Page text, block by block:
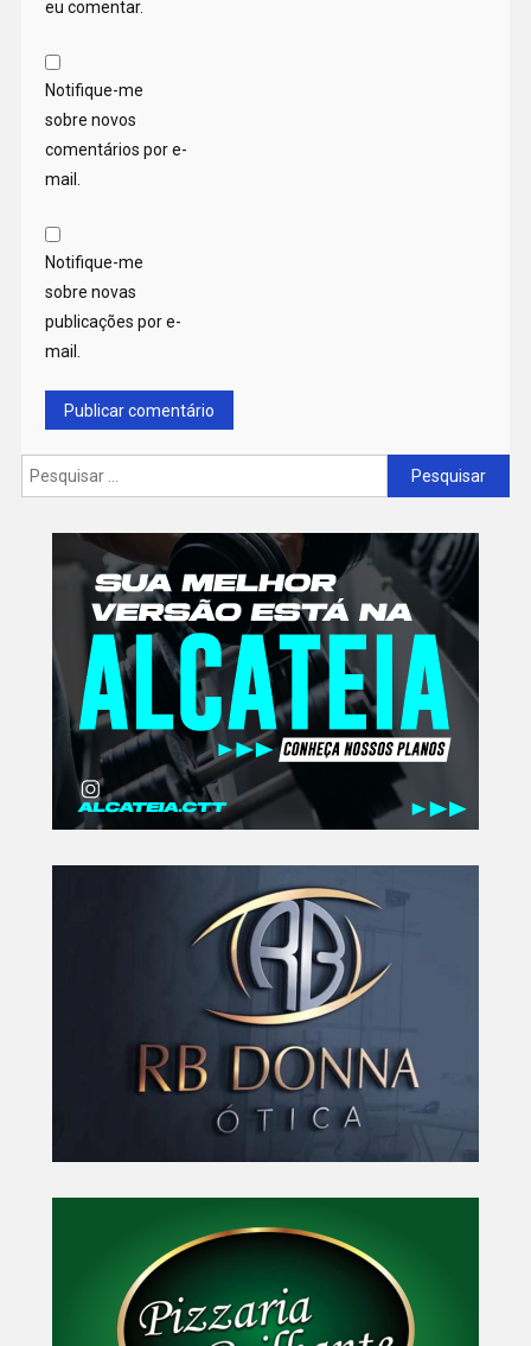
eu comentar.
Notifique-me
sobre novos
comentários por e-
mail.
Notifique-me
sobre novas
publicações por e-
mail.
Pesquisar
por: